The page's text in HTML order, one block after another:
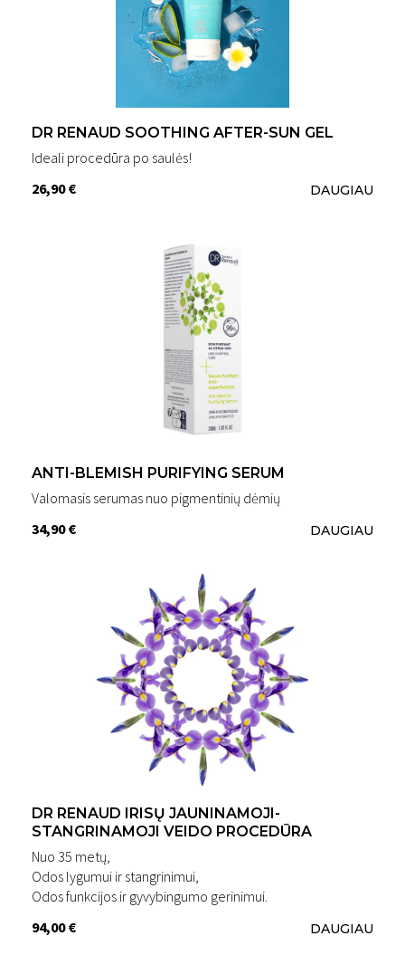
DR RENAUD SOOTHING AFTER-SUN GEL
Ideali procedūra po saulės!
26,90 €
DAUGIAU
ANTI-BLEMISH PURIFYING SERUM
Valomasis serumas nuo pigmentinių dėmių
34,90 €
DAUGIAU
DR RENAUD IRISŲ JAUNINAMOJI-
STANGRINAMOJI VEIDO PROCEDŪRA
Nuo 35 metų,
Odos lygumui ir stangrinimui,
Odos funkcijos ir gyvybingumo gerinimui.
94,00 €
DAUGIAU